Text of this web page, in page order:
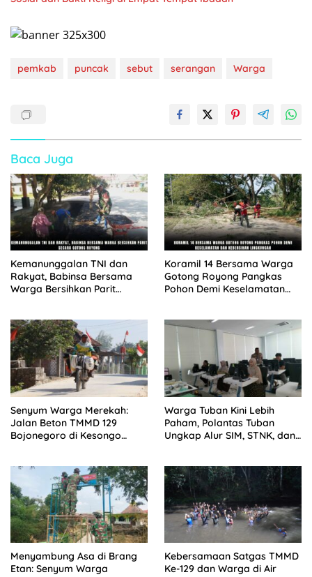
pemkab puncak sebut serangan Warga
Baca Juga
Kemanunggalan TNI dan
Rakyat, Babinsa Bersama
Warga Bersihkan Parit
Koramil 14 Bersama Warga
Gotong Royong Pangkas
Pohon Demi Keselamatan
Senyum Warga Merekah:
Jalan Beton TMMD 129
Bojonegoro di Kesongo
Warga Tuban Kini Lebih
Paham, Polantas Tuban
Ungkap Alur SIM, STNK, dan
Menyambung Asa di Brang
Etan: Senyum Warga
Kebersamaan Satgas TMMD
Ke-129 dan Warga di Air